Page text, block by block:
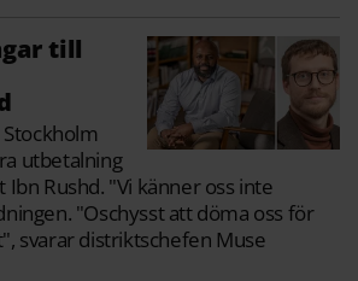
till
Stockholm
utbetalning
Rushd. "Vi känner oss inte
"Oschysst att döma oss för
svarar distriktschefen Muse